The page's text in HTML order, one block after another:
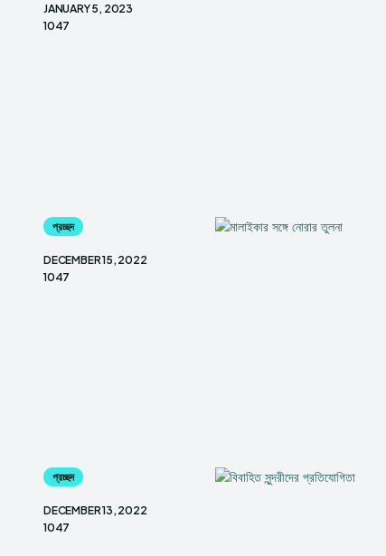
JANUARY 5, 2023
1047
প্রচ্ছদ
DECEMBER 15, 2022
1047
প্রচ্ছদ
DECEMBER 13, 2022
1047